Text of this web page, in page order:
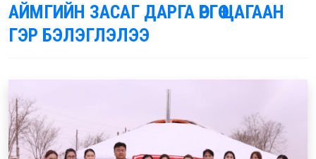
АЙМГИЙН ЗАСАГ ДАРГА ӨРГӨӨ ЦАГААН
ГЭР БЭЛЭГЛЭЛЭЭ